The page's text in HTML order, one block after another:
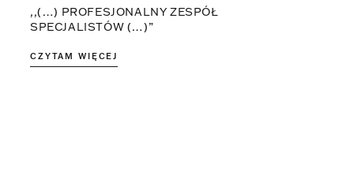
,,(…) PROFESJONALNY ZESPÓŁ
SPECJALISTÓW (…)”
CZYTAM WIĘCEJ